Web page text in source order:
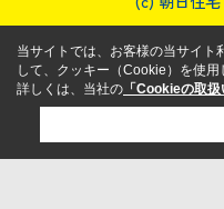
当サイトでは、お客様の当サイト
して、クッキー（Cookie）を使用
詳しくは、当社の 「Cookieの取扱